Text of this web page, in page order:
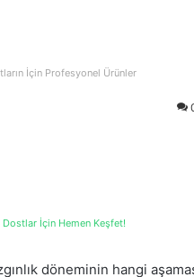
İçin Profesyonel Ürünler
Dostlar İçin Hemen Keşfet!
döneminin hangi